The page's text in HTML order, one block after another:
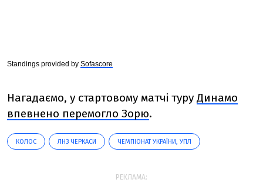
Standings provided by Sofascore
Нагадаємо, у стартовому матчі туру Динамо
впевнено перемогло Зорю.
КОЛОС ЛНЗ ЧЕРКАСИ ЧЕМПІОНАТ УКРАЇНИ, УПЛ
РЕКЛАМА: